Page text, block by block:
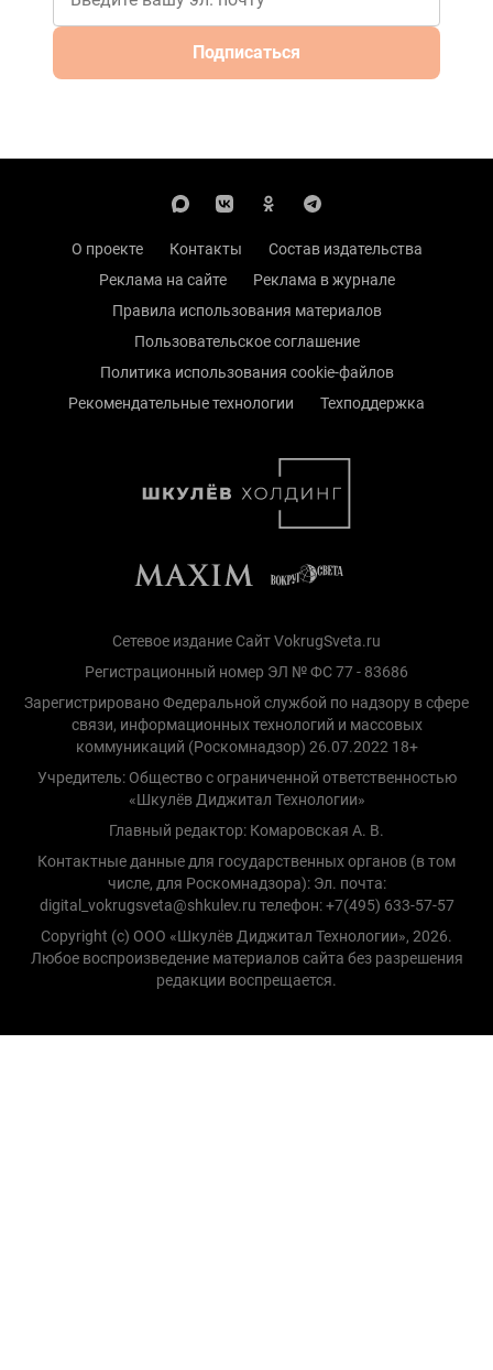
Подписаться
О проекте Контакты
Состав издательства
Реклама на сайте
Реклама в журнале
Правила использования материалов
Пользовательское соглашение
Политика использования cookie-файлов
Рекомендательные технологии
Техподдержка
Сетевое издание Сайт VokrugSveta.ru
Регистрационный номер ЭЛ № ФС 77 - 83686
Зарегистрировано Федеральной службой по надзору в сфере
связи, информационных технологий и массовых
коммуникаций (Роскомнадзор) 26.07.2022 18+
Учредитель: Общество с ограниченной ответственностью
«Шкулёв Диджитал Технологии»
Главный редактор: Комаровская А. В.
Контактные данные для государственных органов (в том
числе, для Роскомнадзора): Эл. почта:
digital_vokrugsveta@shkulev.ru телефон: +7(495) 633-57-57
Copyright (с) ООО «Шкулёв Диджитал Технологии», 2026.
Любое воспроизведение материалов сайта без разрешения
редакции воспрещается.